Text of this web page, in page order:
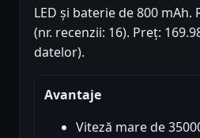
LED și baterie de 800
(nr. recenzii: 16). Preț:
datelor).
Avantaje
Viteză mare de